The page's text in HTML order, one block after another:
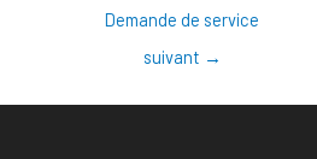
Demande de service
suivant →